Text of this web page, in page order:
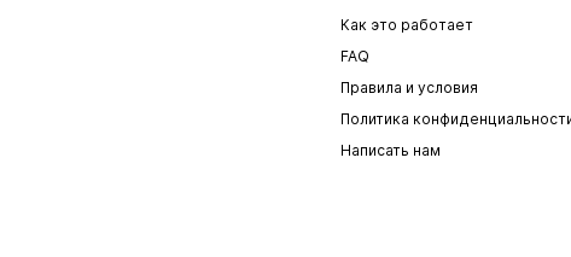
Как это работает
FAQ
Правила и условия
Политика
Написать нам